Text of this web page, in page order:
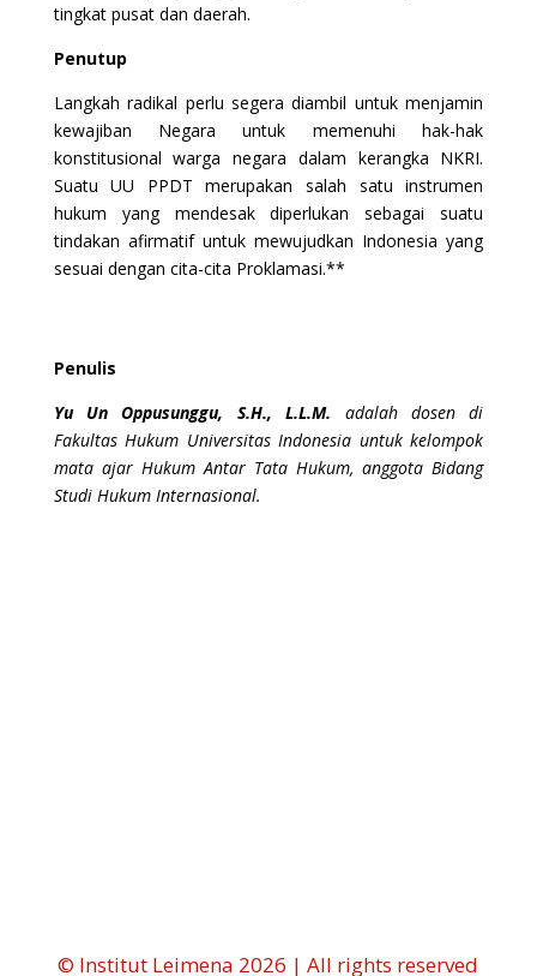
tingkat pusat dan daerah.
Penutup
Langkah radikal perlu segera diambil untuk menjamin
kewajiban Negara untuk memenuhi hak-hak
konstitusional warga negara dalam kerangka NKRI.
Suatu UU PPDT merupakan salah satu instrumen
hukum yang mendesak diperlukan sebagai suatu
tindakan afirmatif untuk mewujudkan Indonesia yang
sesuai dengan cita-cita Proklamasi.**
Penulis
Yu Un Oppusunggu, S.H., L.L.M. adalah dosen di
Fakultas Hukum Universitas Indonesia untuk kelompok
mata ajar Hukum Antar Tata Hukum, anggota Bidang
Studi Hukum Internasional.
© Institut Leimena 2026 | All rights reserved